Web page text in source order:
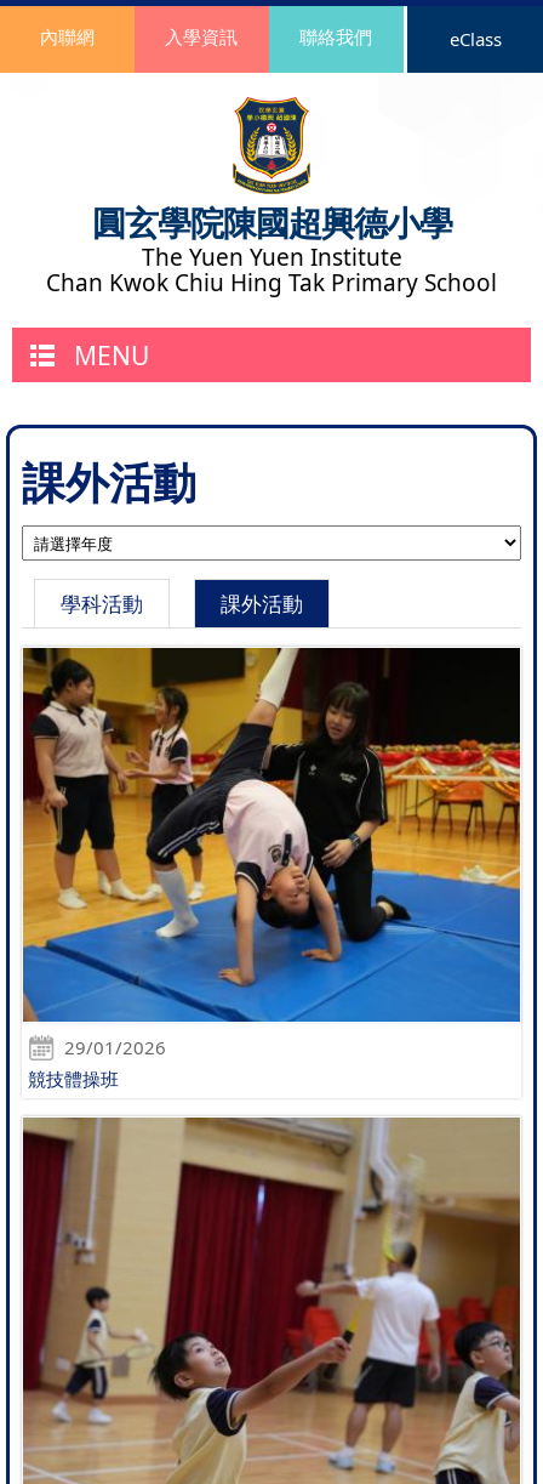
圓玄學院陳國超興德小學
The Yuen Yuen Institute
Chan Kwok Chiu Hing Tak Primary School
內聯網 入學資訊 聯絡我們 eClass
MENU
課外活動
學科活動 課外活動
29/01/2026
競技體操班